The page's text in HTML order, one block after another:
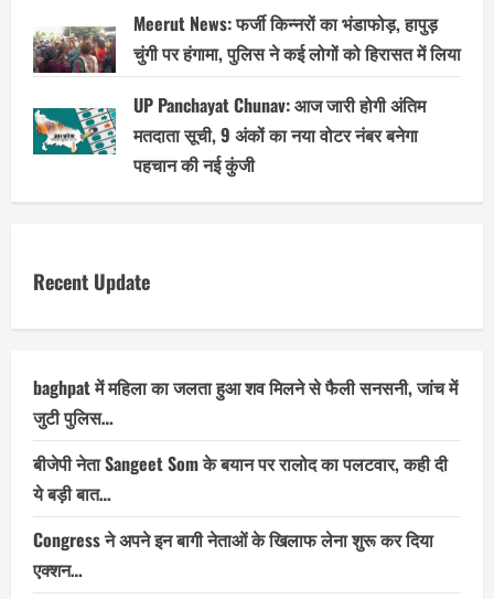
Meerut News: फर्जी किन्नरों का भंडाफोड़, हापुड़
चुंगी पर हंगामा, पुलिस ने कई लोगों को हिरासत में लिया
UP Panchayat Chunav: आज जारी होगी अंतिम
मतदाता सूची, 9 अंकों का नया वोटर नंबर बनेगा
पहचान की नई कुंजी
Recent Update
baghpat में महिला का जलता हुआ शव मिलने से फैली सनसनी, जांच में
जुटी पुलिस…
बीजेपी नेता Sangeet Som के बयान पर रालोद का पलटवार, कही दी
ये बड़ी बात…
Congress ने अपने इन बागी नेताओं के खिलाफ लेना शुरू कर दिया
एक्शन…